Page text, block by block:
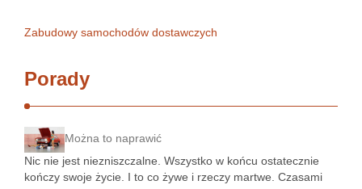
Zabudowy samochodów dostawczych
Porady
Można to naprawić
Nic nie jest niezniszczalne. Wszystko w końcu ostatecznie
kończy swoje życie. I to co żywe i rzeczy martwe. Czasami